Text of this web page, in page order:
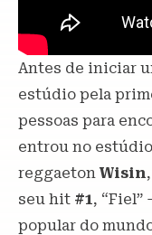
Antes de iniciar
estúdio pela
pessoas para
entrou no
reggaeton Wisin
seu hit #1, “Fiel”
popular do